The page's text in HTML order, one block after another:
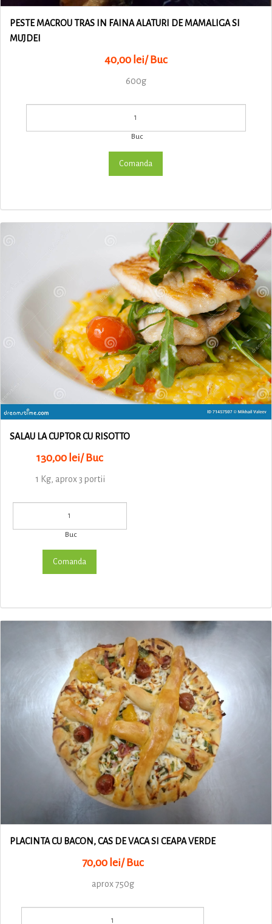
PESTE MACROU TRAS IN FAINA ALATURI DE MAMALIGA SI
MUJDEI
40,00 lei/ Buc
600g
Buc
SALAU LA CUPTOR CU RISOTTO
130,00 lei/ Buc
1 Kg, aprox 3 portii
Buc
PLACINTA CU BACON, CAS DE VACA SI CEAPA VERDE
70,00 lei/ Buc
aprox 750g